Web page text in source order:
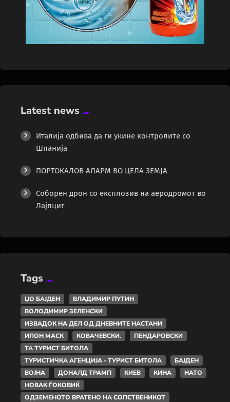
Latest news
Италија одбива да ги укине контролите со
Шпанија
ПОРТОКАЛОВ АЛАРМ ВО ЦЕЛА ЗЕМЈА
Соборен дрон со експлозив на аеродромот во
Лајпциг
Tags
ЏО БАЈДЕН
ВЛАДИМИР ПУТИН
ВОЛОДИМИР ЗЕЛЕНСКИ
ИЗВАДОК НА ДЕЛ ОД ДНЕВНИТЕ НАСТАНИ
ИЛОН МАСК
КОВАЧЕВСКИ.
ПЕНДАРОВСКИ
ТА ТУРИСТ БИТОЛА
ТУРИСТИЧКА АГЕНЦИЈА - ТУРИСТ БИТОЛА
БАЈДЕН
ВОЈНА
ДОНАЛД ТРАМП КИЕВ КИНА
НАТО
НОВАК ЃОКОВИЌ
ОДЗЕМЕНОТО ВРАТЕНО НА СОПСТВЕНИКОТ